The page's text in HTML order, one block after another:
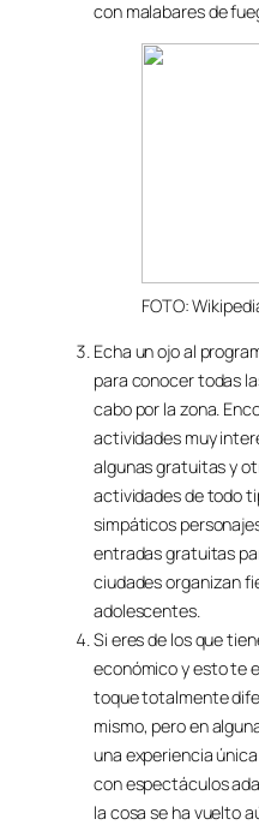
con malabares de
FOTO:
Echa un ojo al
para conocer todas
cabo por la zona.
actividades muy
algunas gratuitas y
actividades de todo
simpáticos
entradas gratuitas
ciudades organizan
adolescentes.
Si eres de los que
económico y esto te
toque totalmente
mismo, pero en
una experiencia
con espectáculos
la cosa se ha vuelto